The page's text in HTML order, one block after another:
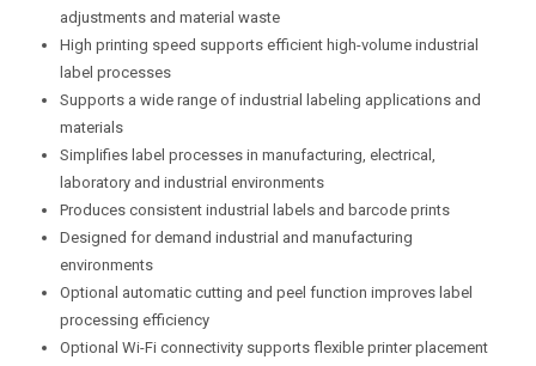
adjustments and material waste
High printing speed supports efficient high-volume industrial
label processes
Supports a wide range of industrial labeling applications and
materials
Simplifies label processes in manufacturing, electrical,
laboratory and industrial environments
Produces consistent industrial labels and barcode prints
Designed for demand industrial and manufacturing
environments
Optional automatic cutting and peel function improves label
processing efficiency
Optional Wi-Fi connectivity supports flexible printer placement